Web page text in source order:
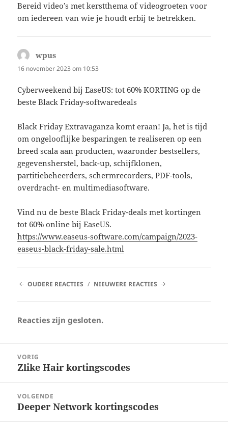
Bereid video’s met kerstthema of videogroeten voor
om iedereen van wie je houdt erbij te betrekken.
wpus
16 november 2023 om 10:53
Cyberweekend bij EaseUS: tot 60% KORTING op de
beste Black Friday-softwaredeals
Black Friday Extravaganza komt eraan! Ja, het is tijd
om ongelooflijke besparingen te realiseren op een
breed scala aan producten, waaronder bestsellers,
gegevensherstel, back-up, schijfklonen,
partitiebeheerders, schermrecorders, PDF-tools,
overdracht- en multimediasoftware.
Vind nu de beste Black Friday-deals met kortingen
tot 60% online bij EaseUS.
https://www.easeus-software.com/campaign/2023-
easeus-black-friday-sale.html
REACTIE
OUDERE REACTIES NIEUWERE REACTIES
Reacties zijn gesloten.
navigatie
VORIG
Vorig
Zlike Hair kortingscodes
VOLGENDE
Volgend
Deeper Network kortingscodes